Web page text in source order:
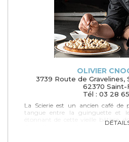
OLIVIER
3739 Route de Gravelines,
62370 Saint-
Tél : 03 28
La Scierie est un ancien café de
tangue entre la guinguette et
étonnant de cette vieille bâtisse,
demi-étage, nous transporte